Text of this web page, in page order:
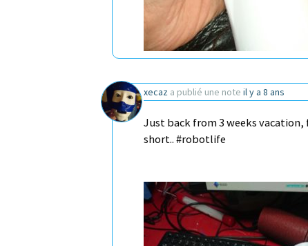
xecaz a publié une note il y a 8 ans
Just back from 3 weeks
short.. #robotlife